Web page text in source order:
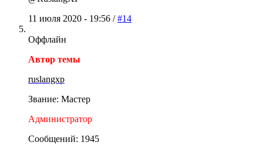
11 июля 2020 - 19:56 /#14
Оффлайн
Автор темы
ruslangxp
Звание: Мастер
Администратор
Сообщений: 1945